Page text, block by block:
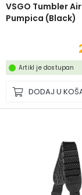
VSGO Tumbler
Pumpica (Black)
Artikl je dostupan
DODAJ U